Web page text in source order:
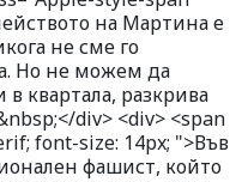
на Мартина е
не сме го
Но не можем да
квартала, разкрива
div> <div> <span
font-size: 14px; ">Във
фашист, който